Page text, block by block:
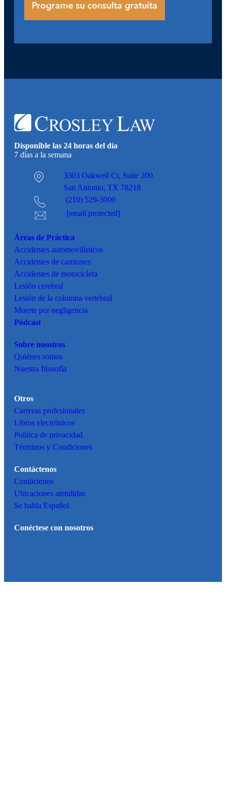
Disponible las 24 horas del día
7 días a la semana
3303 Oakwell Ct, Suite 200
San Antonio, TX 78218
(210) 529-3000
[email protected]
Áreas de Práctica
Accidentes automovilísticos
Accidentes de camiones
Accidentes de motocicleta
Lesión cerebral
Lesión de la columna vertebral
Muerte por negligencia
Pódcast
Sobre nosotros
Quiénes somos
Nuestra filosofía
Otros
Carreras profesionales
Libros electrónicos
Política de privacidad
Términos y Condiciones
Contáctenos
Contáctenos
Ubicaciones atendidas
Se habla Español
Conéctese con nosotros